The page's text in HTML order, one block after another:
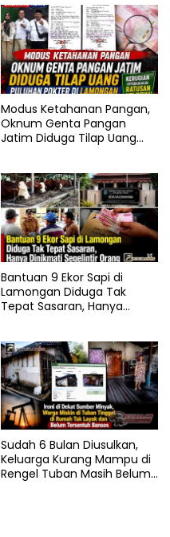
Modus Ketahanan Pangan,
Oknum Genta Pangan
Jatim Diduga Tilap Uang
Bantuan 9 Ekor Sapi di
Lamongan Diduga Tak
Tepat Sasaran, Hanya
Sudah 6 Bulan Diusulkan,
Keluarga Kurang Mampu di
Rengel Tuban Masih Belum